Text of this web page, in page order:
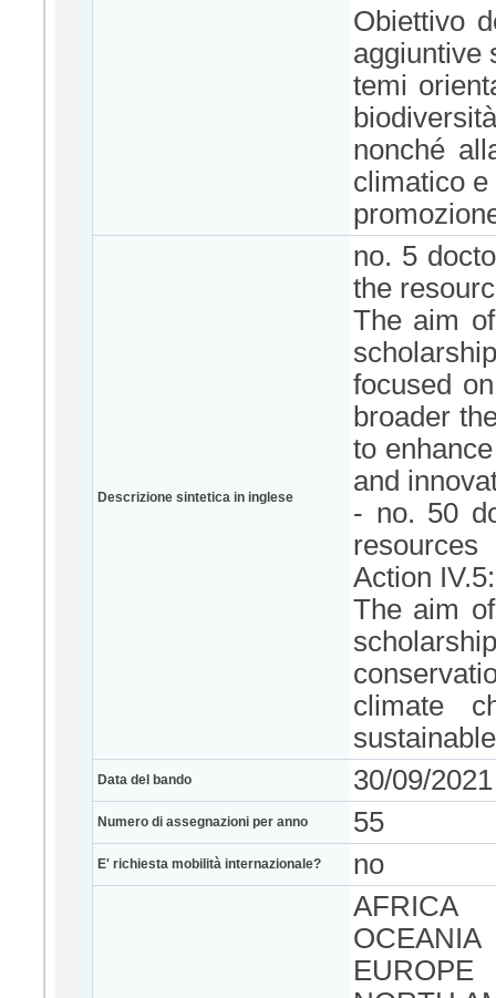
Obiettivo
aggiuntive
temi
nonché
climatico e
Descrizione sintetica in inglese
no. 5
the
The aim
focused
broader
to
and
- no. 50
Action IV.5:
The aim
climate
Data del bando 30/09/2021
Numero di assegnazioni per anno 55
E' richiesta mobilità internazionale?
no
AFRICA
OCEANIA
EUROPE